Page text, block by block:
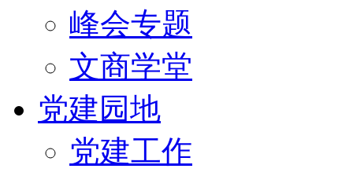
峰会专题
文商学堂
党建园地
党建工作